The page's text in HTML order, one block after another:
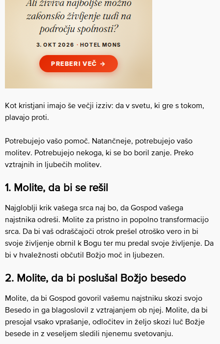
Kot kristjani imajo še večji izziv: da v svetu, ki gre s tokom,
plavajo proti.
Potrebujejo vašo pomoč. Natančneje, potrebujejo vašo
molitev. Potrebujejo nekoga, ki se bo boril zanje. Preko
vztrajnih in ljubečih molitev.
1. Molite, da bi se rešil
Najgloblji krik vašega srca naj bo, da Gospod vašega
najstnika odreši. Molite za pristno in popolno transformacijo
srca. Da bi vaš odraščajoči otrok prešel otroško vero in bi
svoje življenje obrnil k Bogu ter mu predal svoje življenje. Da
bi v hvaležnosti občutil Božjo moč in ljubezen.
2. Molite, da bi poslušal Božjo besedo
Molite, da bi Gospod govoril vašemu najstniku skozi svojo
Besedo in ga blagoslovil z vztrajanjem ob njej. Molite, da bi
presojal vsako vprašanje, odločitev in željo skozi luč Božje
besede in z veseljem sledili njenemu svetovanju.